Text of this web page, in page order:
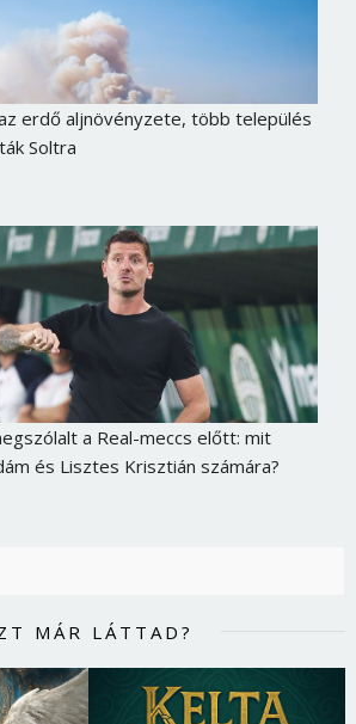
erdő aljnövényzete, több település
Soltra
a Real-meccs előtt: mit
és Lisztes Krisztián számára?
MÁR LÁTTAD?